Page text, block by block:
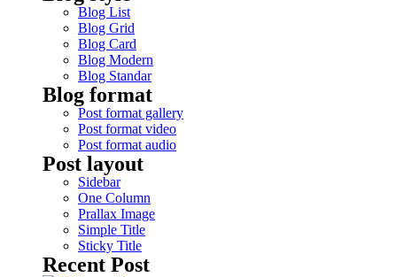
Blog List
Blog Grid
Blog Card
Blog Modern
Blog Standar
Blog format
Post format gallery
Post format video
Post format audio
Post layout
Sidebar
One Column
Prallax Image
Simple Title
Sticky Title
Recent Post